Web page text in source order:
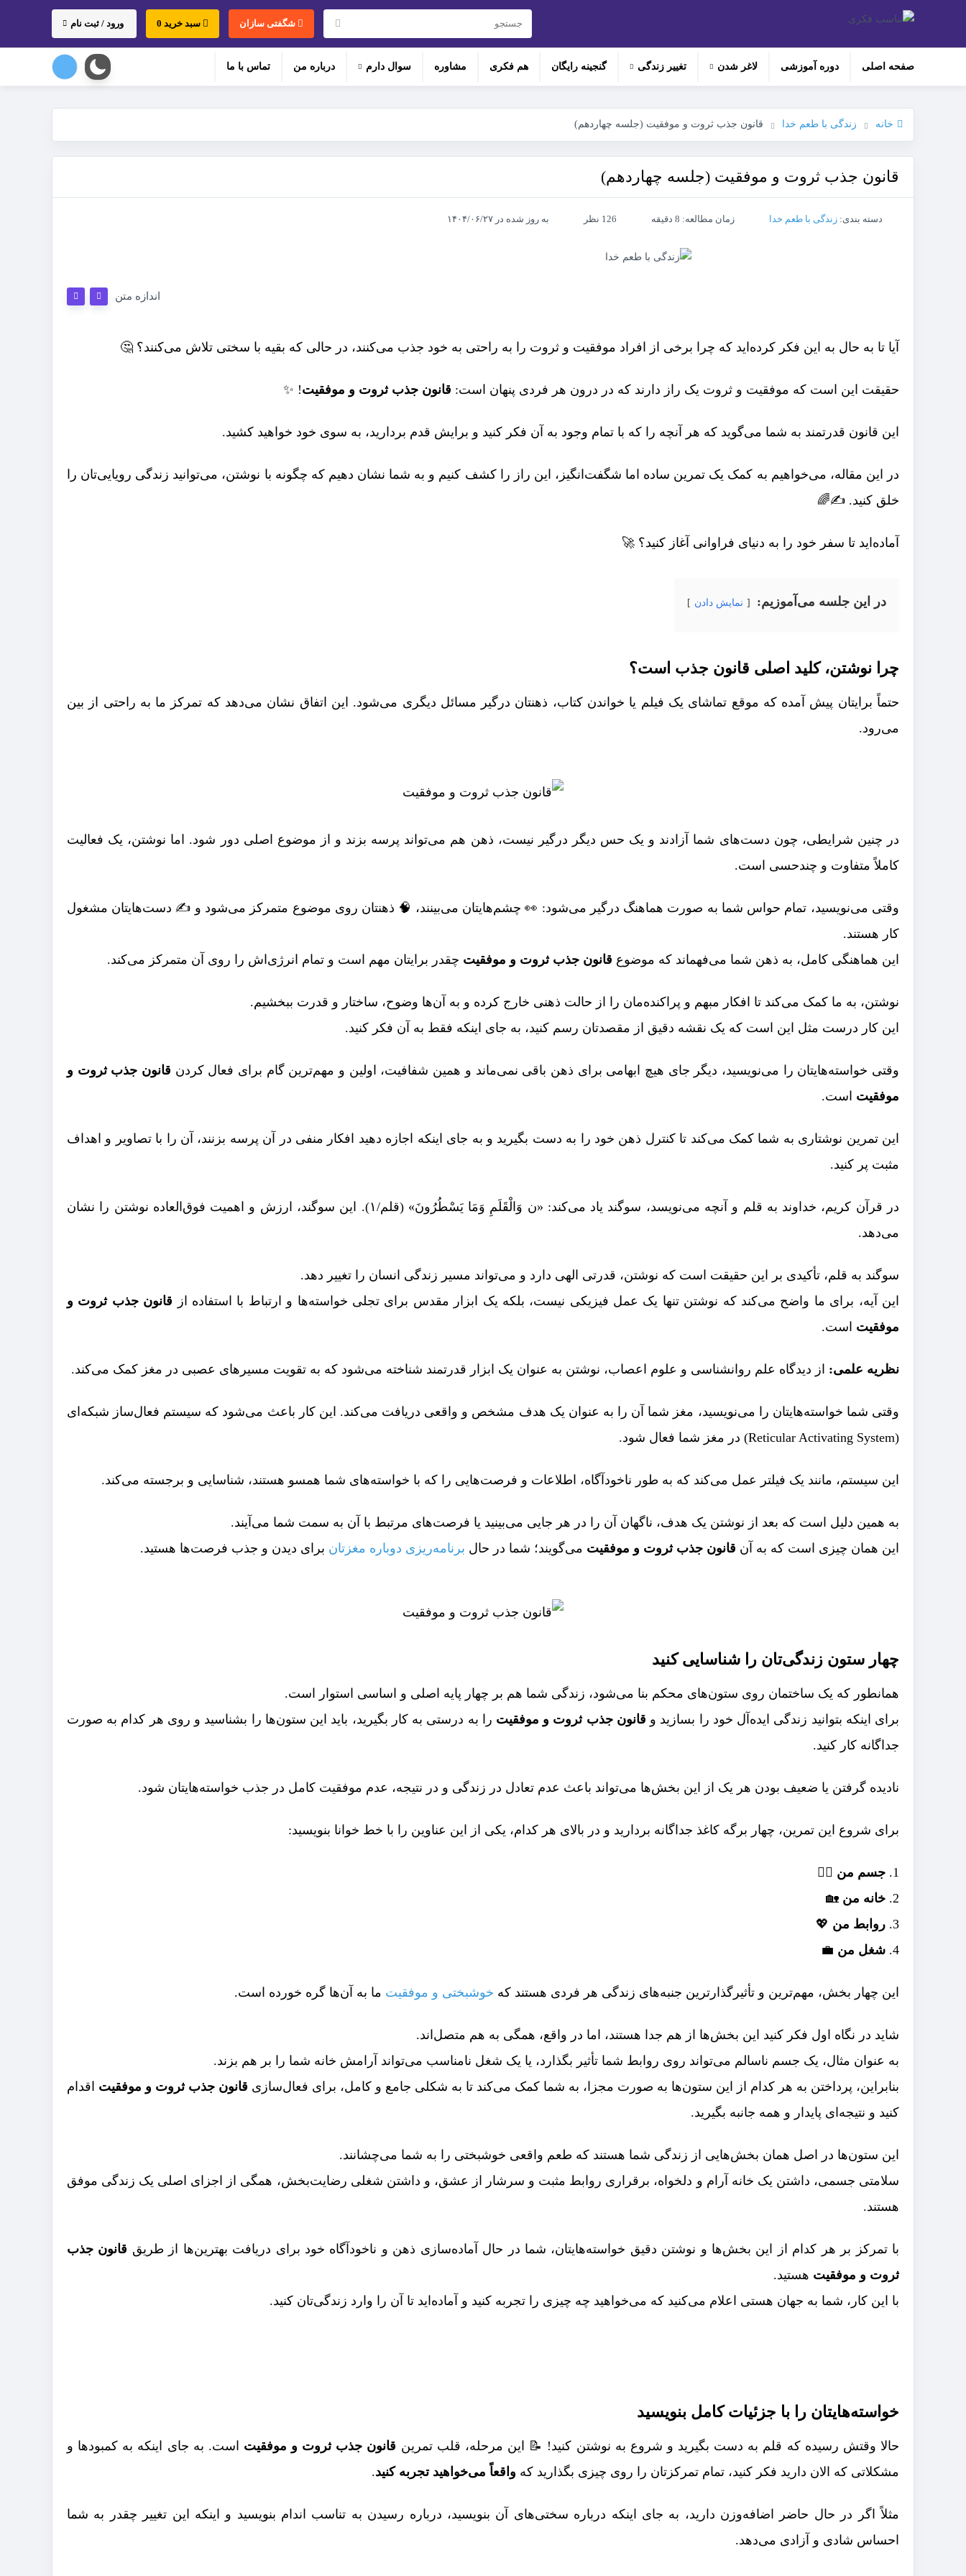
ورود / ثبت نام سبد خرید 0 شگفتی سازان
صفحه اصلی دوره‌ آموزشی لاغر شدن تغییر زندگی گنجینه رایگان هم‌ فکری مشاوره سوال دارم درباره من تماس با ما
خانه زندگی با طعم خدا قانون جذب ثروت و موفقیت (جلسه چهاردهم)
قانون جذب ثروت و موفقیت (جلسه چهاردهم)
دسته بندی: زندگی با طعم خدا زمان مطالعه: 8 دقیقه 126 نظر به روز شده در ۱۴۰۴/۰۶/۲۷
اندازه متن
آیا تا به حال به این فکر کرده‌اید که چرا برخی از افراد موفقیت و ثروت را به راحتی به خود جذب می‌کنند، در حالی که بقیه با سختی تلاش می‌کنند؟ 🤔
حقیقت این است که موفقیت و ثروت یک راز دارند که در درون هر فردی پنهان است: قانون جذب ثروت و موفقیت! ✨
این قانون قدرتمند به شما می‌گوید که هر آنچه را که با تمام وجود به آن فکر کنید و برایش قدم بردارید، به سوی خود خواهید کشید.
در این مقاله، می‌خواهیم به کمک یک تمرین ساده اما شگفت‌انگیز، این راز را کشف کنیم و به شما نشان دهیم که چگونه با نوشتن، می‌توانید زندگی رویایی‌تان را
خلق کنید. ✍️🌈
آماده‌اید تا سفر خود را به دنیای فراوانی آغاز کنید؟ 🚀
در این جلسه می‌آموزیم: نمایش دادن
چرا نوشتن، کلید اصلی قانون جذب است؟
حتماً برایتان پیش آمده که موقع تماشای یک فیلم یا خواندن کتاب، ذهنتان درگیر مسائل دیگری می‌شود. این اتفاق نشان می‌دهد که تمرکز ما به راحتی از بین
می‌رود.
در چنین شرایطی، چون دست‌های شما آزادند و یک حس دیگر درگیر نیست، ذهن هم می‌تواند پرسه بزند و از موضوع اصلی دور شود. اما نوشتن، یک فعالیت
کاملاً متفاوت و چندحسی است.
وقتی می‌نویسید، تمام حواس شما به صورت هماهنگ درگیر می‌شود: 👀 چشم‌هایتان می‌بینند، 🧠 ذهنتان روی موضوع متمرکز می‌شود و ✍️ دست‌هایتان مشغول
کار هستند.
این هماهنگی کامل، به ذهن شما می‌فهماند که موضوع قانون جذب ثروت و موفقیت چقدر برایتان مهم است و تمام انرژی‌اش را روی آن متمرکز می‌کند.
نوشتن، به ما کمک می‌کند تا افکار مبهم و پراکنده‌مان را از حالت ذهنی خارج کرده و به آن‌ها وضوح، ساختار و قدرت ببخشیم.
این کار درست مثل این است که یک نقشه دقیق از مقصدتان رسم کنید، به جای اینکه فقط به آن فکر کنید.
وقتی خواسته‌هایتان را می‌نویسید، دیگر جای هیچ ابهامی برای ذهن باقی نمی‌ماند و همین شفافیت، اولین و مهم‌ترین گام برای فعال کردن قانون جذب ثروت و
موفقیت است.
این تمرین نوشتاری به شما کمک می‌کند تا کنترل ذهن خود را به دست بگیرید و به جای اینکه اجازه دهید افکار منفی در آن پرسه بزنند، آن را با تصاویر و اهداف
مثبت پر کنید.
در قرآن کریم، خداوند به قلم و آنچه می‌نویسد، سوگند یاد می‌کند: «ن وَالْقَلَمِ وَمَا يَسْطُرُونَ» (قلم/۱). این سوگند، ارزش و اهمیت فوق‌العاده نوشتن را نشان
می‌دهد.
سوگند به قلم، تأکیدی بر این حقیقت است که نوشتن، قدرتی الهی دارد و می‌تواند مسیر زندگی انسان را تغییر دهد.
این آیه، برای ما واضح می‌کند که نوشتن تنها یک عمل فیزیکی نیست، بلکه یک ابزار مقدس برای تجلی خواسته‌ها و ارتباط با استفاده از قانون جذب ثروت و
موفقیت است.
نظریه علمی: از دیدگاه علم روانشناسی و علوم اعصاب، نوشتن به عنوان یک ابزار قدرتمند شناخته می‌شود که به تقویت مسیرهای عصبی در مغز کمک می‌کند.
وقتی شما خواسته‌هایتان را می‌نویسید، مغز شما آن را به عنوان یک هدف مشخص و واقعی دریافت می‌کند. این کار باعث می‌شود که سیستم فعال‌ساز شبکه‌ای
(Reticular Activating System) در مغز شما فعال شود.
این سیستم، مانند یک فیلتر عمل می‌کند که به طور ناخودآگاه، اطلاعات و فرصت‌هایی را که با خواسته‌های شما همسو هستند، شناسایی و برجسته می‌کند.
به همین دلیل است که بعد از نوشتن یک هدف، ناگهان آن را در هر جایی می‌بینید یا فرصت‌های مرتبط با آن به سمت شما می‌آیند.
این همان چیزی است که به آن قانون جذب ثروت و موفقیت می‌گویند؛ شما در حال برنامه‌ریزی دوباره مغزتان برای دیدن و جذب فرصت‌ها هستید.
چهار ستون زندگی‌تان را شناسایی کنید
همانطور که یک ساختمان روی ستون‌های محکم بنا می‌شود، زندگی شما هم بر چهار پایه اصلی و اساسی استوار است.
برای اینکه بتوانید زندگی ایده‌آل خود را بسازید و قانون جذب ثروت و موفقیت را به درستی به کار بگیرید، باید این ستون‌ها را بشناسید و روی هر کدام به صورت
جداگانه کار کنید.
نادیده گرفتن یا ضعیف بودن هر یک از این بخش‌ها می‌تواند باعث عدم تعادل در زندگی و در نتیجه، عدم موفقیت کامل در جذب خواسته‌هایتان شود.
برای شروع این تمرین، چهار برگه کاغذ جداگانه بردارید و در بالای هر کدام، یکی از این عناوین را با خط خوانا بنویسید:
جسم من 🏃‍♀️
خانه من 🏡
روابط من 💖
شغل من 💼
این چهار بخش، مهم‌ترین و تأثیرگذارترین جنبه‌های زندگی هر فردی هستند که خوشبختی و موفقیت ما به آن‌ها گره خورده است.
شاید در نگاه اول فکر کنید این بخش‌ها از هم جدا هستند، اما در واقع، همگی به هم متصل‌اند.
به عنوان مثال، یک جسم ناسالم می‌تواند روی روابط شما تأثیر بگذارد، یا یک شغل نامناسب می‌تواند آرامش خانه شما را بر هم بزند.
بنابراین، پرداختن به هر کدام از این ستون‌ها به صورت مجزا، به شما کمک می‌کند تا به شکلی جامع و کامل، برای فعال‌سازی قانون جذب ثروت و موفقیت اقدام
کنید و نتیجه‌ای پایدار و همه جانبه بگیرید.
این ستون‌ها در اصل همان بخش‌هایی از زندگی شما هستند که طعم واقعی خوشبختی را به شما می‌چشانند.
سلامتی جسمی، داشتن یک خانه آرام و دلخواه، برقراری روابط مثبت و سرشار از عشق، و داشتن شغلی رضایت‌بخش، همگی از اجزای اصلی یک زندگی موفق
هستند.
با تمرکز بر هر کدام از این بخش‌ها و نوشتن دقیق خواسته‌هایتان، شما در حال آماده‌سازی ذهن و ناخودآگاه خود برای دریافت بهترین‌ها از طریق قانون جذب
ثروت و موفقیت هستید.
با این کار، شما به جهان هستی اعلام می‌کنید که می‌خواهید چه چیزی را تجربه کنید و آماده‌اید تا آن را وارد زندگی‌تان کنید.
خواسته‌هایتان را با جزئیات کامل بنویسید
حالا وقتش رسیده که قلم به دست بگیرید و شروع به نوشتن کنید! 📝 این مرحله، قلب تمرین قانون جذب ثروت و موفقیت است. به جای اینکه به کمبودها و
مشکلاتی که الان دارید فکر کنید، تمام تمرکزتان را روی چیزی بگذارید که واقعاً می‌خواهید تجربه کنید.
مثلاً اگر در حال حاضر اضافه‌وزن دارید، به جای اینکه درباره سختی‌های آن بنویسید، درباره رسیدن به تناسب اندام بنویسید و اینکه این تغییر چقدر به شما
احساس شادی و آزادی می‌دهد.